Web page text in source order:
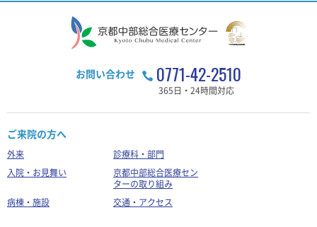
お問い合わせ 0771-42-2510
365日・24時間対応
ご来院の方へ
外来
診療科・部門
入院・お見舞い
京都中部総合医療セン
ターの取り組み
病棟・施設
交通・アクセス